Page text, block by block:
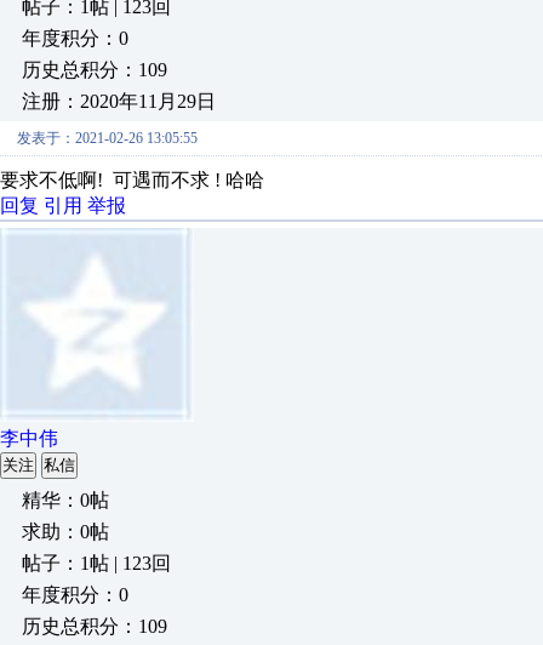
帖子：1帖 | 123回
年度积分：0
历史总积分：109
注册：2020年11月29日
发表于：2021-02-26 13:05:55
要求不低啊! 可遇而不求 ! 哈哈
回复 引用 举报
李中伟
关注 私信
精华：0帖
求助：0帖
帖子：1帖 | 123回
年度积分：0
历史总积分：109